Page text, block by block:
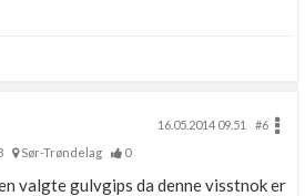
16.05.2014 09.51
#6
Sør-Trøndelag 0
valgte gulvgips da denne visstnok er